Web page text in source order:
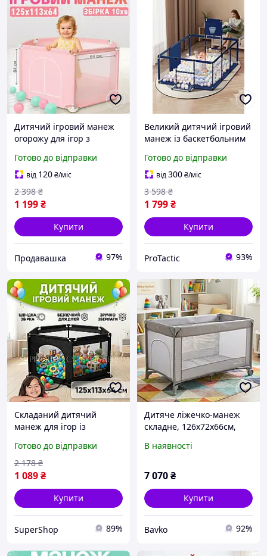
Дитячий ігровий манеж
огорожу для ігор з
іграшок дітей
125х113х64см Рожевий
Готово до відправки
від 120₴/міс
1 199₴
2 398 ₴
Купити
Продавашка 97%
Великий дитячий ігровий
манеж із баскетбольним
розвитку, Огорожа манеж
для безпечних ігор удома
з міцною
Готово до відправки
від300₴/міс
1 799₴
3 598 ₴
Купити
ProTactic 93%
Складаний дитячий
манеж для ігор із
стінками огорожа для
дітей у будинку
Готово до відправки
1 089₴
2 178 ₴
Купити
SuperShop 89%
Дитяче ліжечко-манеж
складне, 126х72х66см,
ігор та сну / Дитяче ліжко
В наявності
7 070₴
Купити
Bavko 92%